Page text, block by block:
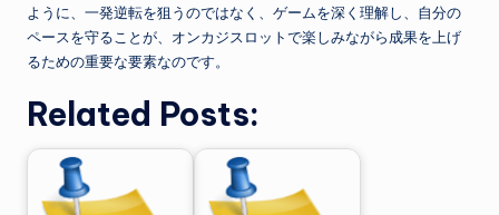
ように、一発逆転を狙うのではなく、ゲームを深く理解し、自分の
ペースを守ることが、オンカジスロットで楽しみながら成果を上げ
るための重要な要素なのです。
Related Posts: